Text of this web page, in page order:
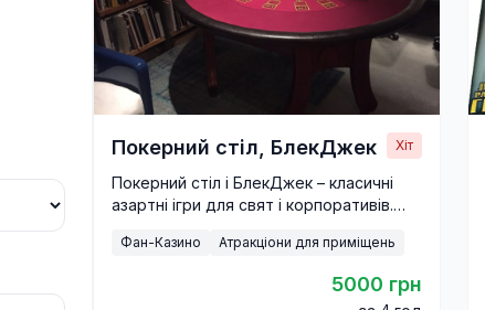
Покерний стіл, БлекДжек Хіт
Покерний стіл і БлекДжек – класичні
азартні ігри для свят і корпоративів.
професійним круп’є.
Фан-Казино Атракціони для приміщень
5000 грн